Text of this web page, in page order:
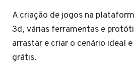
A criação de jogos na
3d, várias ferramentas e
arrastar e criar o cenário ideal
grátis.